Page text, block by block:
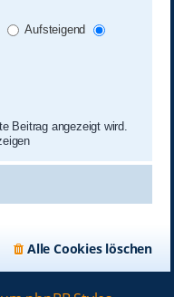
Aufsteigend
Beitrag angezeigt wird.
Alle Cookies löschen